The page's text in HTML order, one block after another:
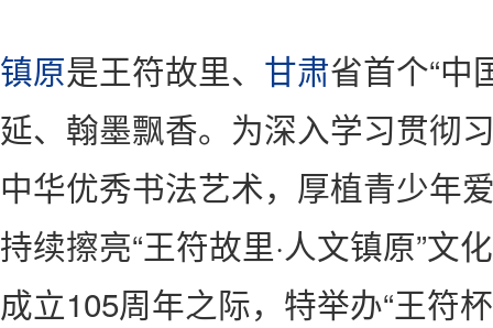
镇原是王符故里、 甘肃省首个“中
延、翰墨飘香。为深入学习贯彻
中华优秀书法艺术，厚植青少年
持续擦亮“王符故里·人文镇原”文
成立105周年之际，特举办“王符